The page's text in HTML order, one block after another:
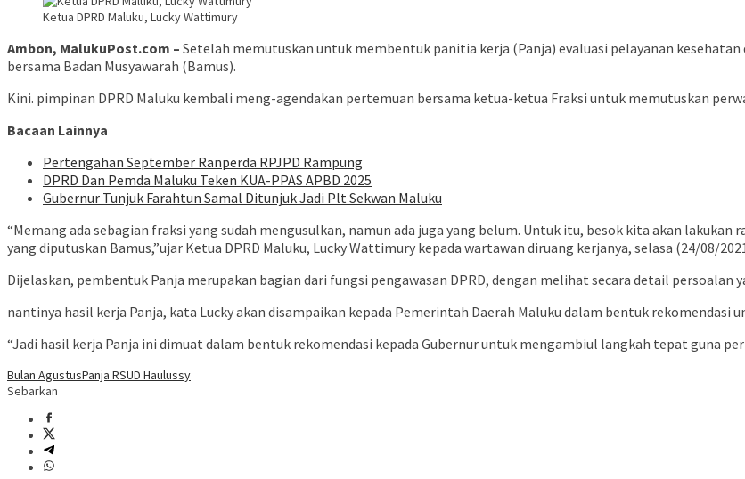
Ketua DPRD Maluku, Lucky Wattimury
Ambon, MalukuPost.com – Setelah memutuskan untuk membentuk panitia kerja (Panja) evaluasi pelayanan kesehatan
bersama Badan Musyawarah (Bamus).
Kini. pimpinan DPRD Maluku kembali meng-agendakan pertemuan bersama ketua-ketua Fraksi untuk memutuskan
Bacaan Lainnya
Pertengahan September Ranperda RPJPD Rampung
DPRD Dan Pemda Maluku Teken KUA-PPAS APBD 2025
Gubernur Tunjuk Farahtun Samal Ditunjuk Jadi Plt Sekwan Maluku
“Memang ada sebagian fraksi yang sudah mengusulkan, namun ada juga yang belum. Untuk itu, besok kita akan
yang diputuskan Bamus,”ujar Ketua DPRD Maluku, Lucky Wattimury kepada wartawan diruang kerjanya, selasa (24/08/
Dijelaskan, pembentuk Panja merupakan bagian dari fungsi pengawasan DPRD, dengan melihat secara detail persoalan
nantinya hasil kerja Panja, kata Lucky akan disampaikan kepada Pemerintah Daerah Maluku dalam bentuk rekomendasi
“Jadi hasil kerja Panja ini dimuat dalam bentuk rekomendasi kepada Gubernur untuk mengambiul langkah tepat guna
Bulan AgustusPanja RSUD Haulussy
Sebarkan